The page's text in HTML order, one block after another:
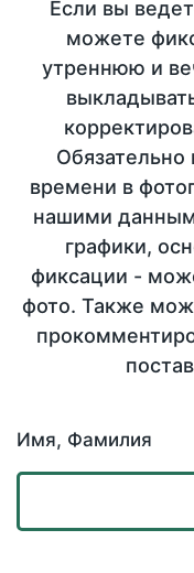
Если вы
можете
утреннюю и
времени в
нашими
графики,
фиксации -
фото. Также
Имя, Фамилия